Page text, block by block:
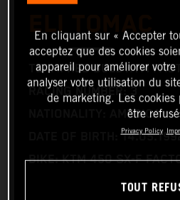
ELI TOMAC
TEAM: RED BULL KTM
RACING NUMBER: 3
NATIONALITY: AMERICA
DATE OF BIRTH:
BIKE: KTM 450 SX-F
En cliquant sur « Accepter
acceptez que des cookies
appareil pour améliorer
analyser votre utilisation du
de marketing. Les cookies
être
Privacy Policy
TOUT